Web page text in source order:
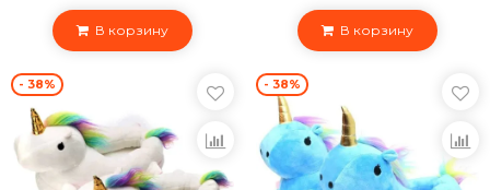
В корзину В корзину
- 38% - 38%